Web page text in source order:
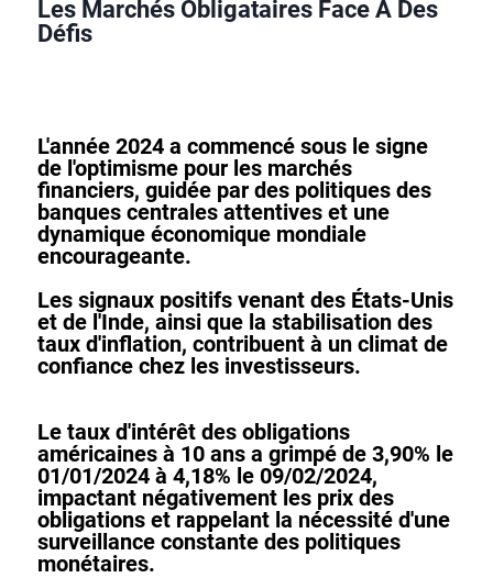
Les Marchés Obligataires Face À Des
Défis
L'année 2024 a commencé sous le signe
de l'optimisme pour les marchés
financiers, guidée par des politiques des
banques centrales attentives et une
dynamique économique mondiale
encourageante.
Les signaux positifs venant des États-Unis
et de l'Inde, ainsi que la stabilisation des
taux d'inflation, contribuent à un climat de
confiance chez les investisseurs.
Le taux d'intérêt des obligations
américaines à 10 ans a grimpé de 3,90% le
01/01/2024 à 4,18% le 09/02/2024,
impactant négativement les prix des
obligations et rappelant la nécessité d'une
surveillance constante des politiques
monétaires.